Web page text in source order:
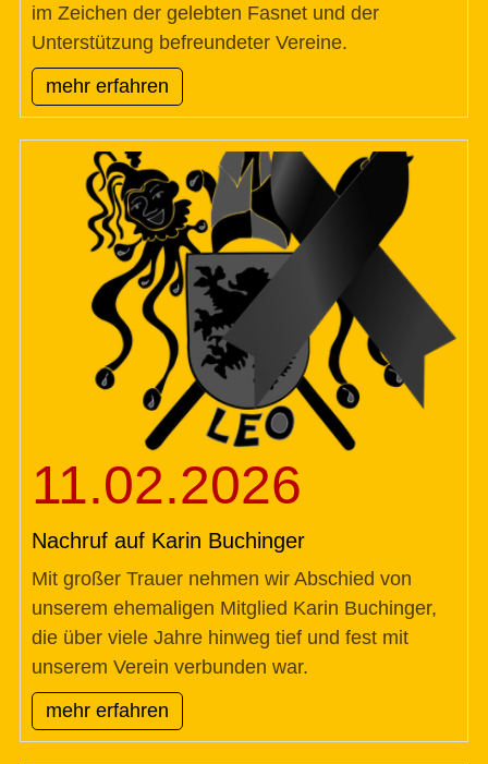
im Zeichen der gelebten Fasnet und der
Unterstützung befreundeter Vereine.
mehr erfahren
11.02.2026
Nachruf auf Karin Buchinger
Mit großer Trauer nehmen wir Abschied von
unserem ehemaligen Mitglied Karin Buchinger,
die über viele Jahre hinweg tief und fest mit
unserem Verein verbunden war.
mehr erfahren